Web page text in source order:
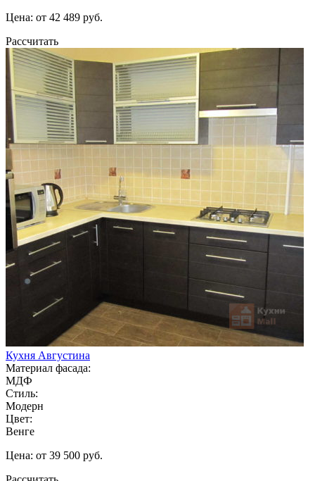
Цена: от 42 489 руб.
Рассчитать
Кухня Августина
Материал фасада:
МДФ
Стиль:
Модерн
Цвет:
Венге
Цена: от 39 500 руб.